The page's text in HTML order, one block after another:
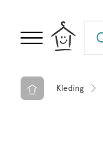
Kleding